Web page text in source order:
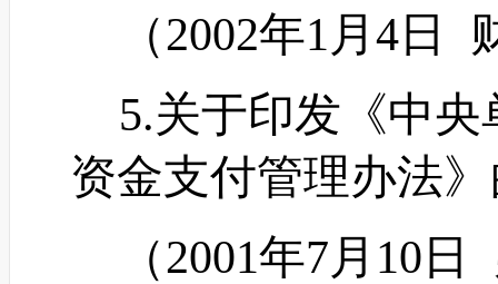
（2002年1月4日
5.关于印发《中央
资金支付管理办法
（2001年7月10